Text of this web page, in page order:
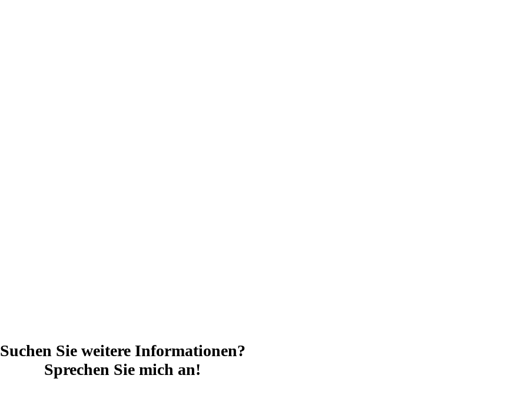
Suchen Sie weitere Informationen?
Sprechen Sie mich an!